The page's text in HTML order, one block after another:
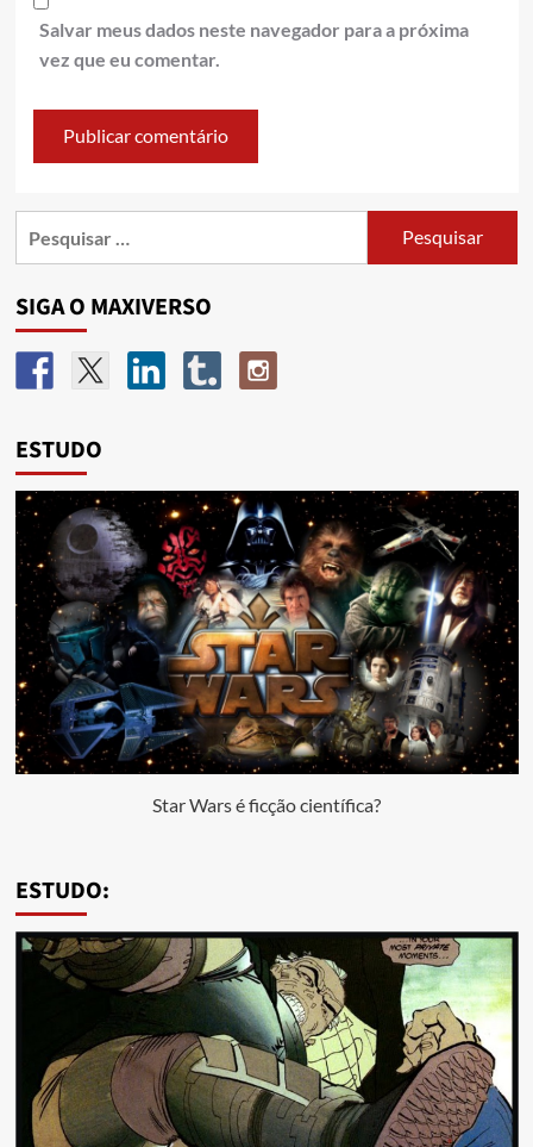
Salvar meus dados neste navegador para a próxima
vez que eu comentar.
SIGA O MAXIVERSO
ESTUDO
Star Wars é ficção científica?
ESTUDO: